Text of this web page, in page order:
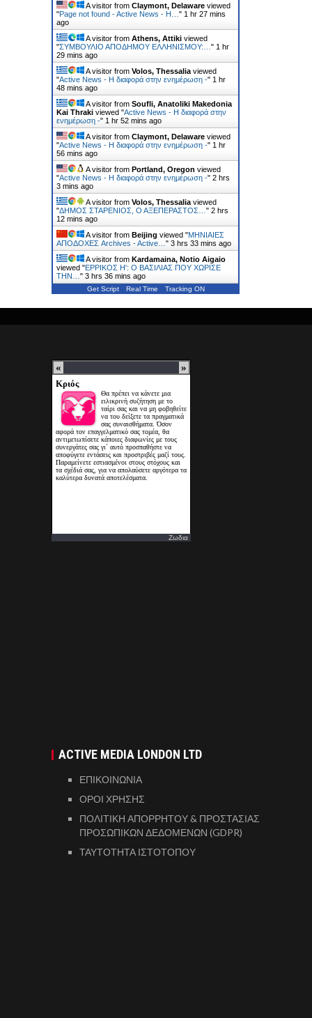
A visitor from Claymont, Delaware viewed
"Page not found - Active News - Η… " 1 hr 27 mins
ago
A visitor from Athens, Attiki viewed
"ΣΥΜΒΟΥΛΙΟ ΑΠΟΔΗΜΟΥ ΕΛΛΗΝΙΣΜΟΥ:… " 1 hr
29 mins ago
A visitor from Volos, Thessalia viewed
"Active News - Η διαφορά στην ενημέρωση -" 1 hr
48 mins ago
A visitor from Soufli, Anatoliki Makedonia
Kai Thraki viewed "Active News - Η διαφορά στην
ενημέρωση -" 1 hr 52 mins ago
A visitor from Claymont, Delaware viewed
"Active News - Η διαφορά στην ενημέρωση -" 1 hr
56 mins ago
A visitor from Portland, Oregon viewed
"Active News - Η διαφορά στην ενημέρωση -" 2 hrs
3 mins ago
A visitor from Volos, Thessalia viewed
"ΔΗΜΟΣ ΣΤΑΡΕΝΙΟΣ, Ο ΑΞΕΠΕΡΑΣΤΟΣ… " 2 hrs
12 mins ago
A visitor from Beijing viewed "ΜΗΝΙΑΙΕΣ
ΑΠΟΔΟΧΕΣ Archives - Active… " 3 hrs 33 mins ago
A visitor from Kardamaina, Notio Aigaio
viewed "ΕΡΡΙΚΟΣ H': Ο ΒΑΣΙΛΙΑΣ ΠΟΥ ΧΩΡΙΣΕ
ΤΗΝ… " 3 hrs 36 mins ago
Get Script Real Time Tracking ON
Ζωδια
ACTIVE MEDIA LONDON LTD
ΕΠΙΚΟΙΝΩΝΙΑ
ΟΡΟΙ ΧΡΗΣΗΣ
ΠΟΛΙΤΙΚΗ ΑΠΟΡΡΗΤΟΥ & ΠΡΟΣΤΑΣΙΑΣ
ΠΡΟΣΩΠΙΚΩΝ ΔΕΔΟΜΕΝΩΝ (GDPR)
ΤΑΥΤΟΤΗΤΑ ΙΣΤΟΤΟΠΟΥ